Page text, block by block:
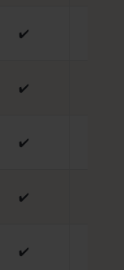
✔️
✔️
✔️
✔️
✔️